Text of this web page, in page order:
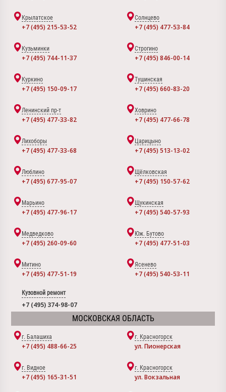
Крылатское
+7 (495) 215-53-52
Солнцево
+7 (495) 477-53-84
Кузьминки
+7 (495) 744-11-37
Строгино
+7 (495) 846-00-14
Куркино
+7 (495) 150-09-17
Тушинская
+7 (495) 660-83-20
Ленинский пр-т
+7 (495) 477-33-82
Ховрино
+7 (495) 477-66-78
Лихоборы
+7 (495) 477-33-68
Царицыно
+7 (495) 513-13-02
Люблино
+7 (495) 677-95-07
Щёлковская
+7 (495) 150-57-62
Марьино
+7 (495) 477-96-17
Щукинская
+7 (495) 540-57-93
Медведково
+7 (495) 260-09-60
Юж. Бутово
+7 (495) 477-51-03
Митино
+7 (495) 477-51-19
Ясенево
+7 (495) 540-53-11
Кузовной ремонт
+7 (495) 374-98-07
МОСКОВСКАЯ ОБЛАСТЬ
г. Балашиха
+7 (495) 488-66-25
г. Красногорск
ул. Пионерская
г. Видное
+7 (495) 165-31-51
г. Красногорск
ул. Вокзальная